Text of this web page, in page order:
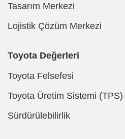
Tasarım Merkezi
Lojistik Çözüm Merkezi
Toyota Değerleri
Toyota Felsefesi
Toyota Üretim Sistemi (TPS)
Sürdürülebilirlik